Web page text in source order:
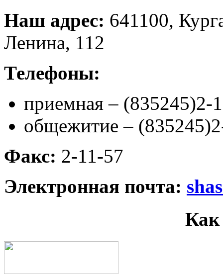
Наш адрес: 641100,
Ленина, 112
Телефоны:
приемная – (835245)2-
общежитие –
Факс: 2-11-57
Электронная почта:
Как